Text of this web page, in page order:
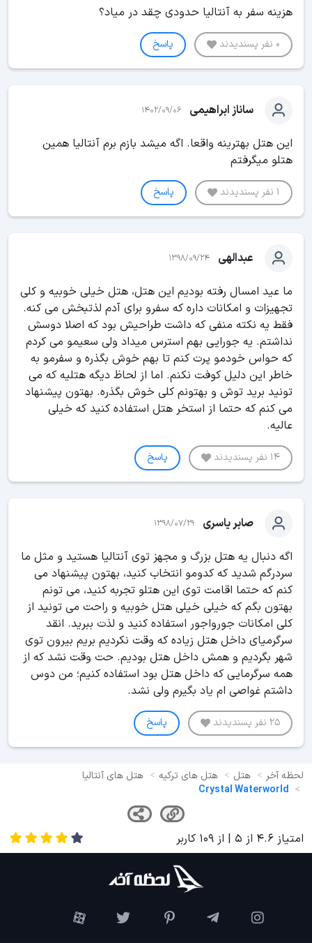
هزینه سفر به آنتالیا حدودی چقد در میاد؟
0 نفر پسندیدند پاسخ
ساناز ابراهیمی 1402/09/06
این هتل بهترینه واقعا. اگه میشد بازم برم آنتالیا همین
هتلو میگرفتم
1 نفر پسندیدند پاسخ
عبدالهی 1398/09/24
ما عید امسال رفته بودیم این هتل، هتل خیلی خوبیه و کلی
تجهیزات و امکانات داره که سفرو برای آدم لذتبخش می کنه.
فقط یه نکته منفی که داشت طراحیش بود که اصلا دوسش
نداشتم. یه جورایی بهم استرس میداد ولی سعیمو می کردم
که حواس خودمو پرت کنم تا بهم خوش بگذره و سفرمو به
خاطر این دلیل کوفت نکنم. اما از لحاظ دیگه هتلیه که می
تونید برید توش و بهتونم کلی خوش بگذره. بهتون پیشنهاد
می کنم که حتما از استخر هتل استفاده کنید که خیلی
عالیه.
14 نفر پسندیدند پاسخ
صابر یاسری 1398/07/29
اگه دنبال یه هتل بزرگ و مجهز توی آنتالیا هستید و مثل ما
سردرگم شدید که کدومو انتخاب کنید، بهتون پیشنهاد می
کنم که حتما اقامت توی این هتلو تجربه کنید، می تونم
بهتون بگم که خیلی خیلی هتل خوبیه و راحت می تونید از
کلی امکانات جورواجور استفاده کنید و لذت ببرید. انقد
سرگرمیای داخل هتل زیاده که وقت نکردیم بریم بیرون توی
شهر بگردیم و همش داخل هتل بودیم. حت وقت نشد که از
همه سرگرمایی که داخل هتل بود استفاده کنیم؛ من دوس
داشتم غواصی ام یاد بگیرم ولی نشد.
25 نفر پسندیدند پاسخ
لحظه آخر هتل هتل های ترکیه
هتل های آنتالیا
Crystal Waterworld
امتیاز 4.6 از 5 | از 109 کاربر